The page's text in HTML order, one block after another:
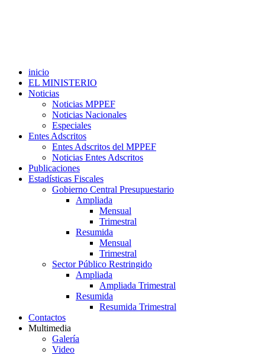
inicio
EL MINISTERIO
Noticias
Noticias MPPEF
Noticias Nacionales
Especiales
Entes Adscritos
Entes Adscritos del MPPEF
Noticias Entes Adscritos
Publicaciones
Estadísticas Fiscales
Gobierno Central Presupuestario
Ampliada
Mensual
Trimestral
Resumida
Mensual
Trimestral
Sector Público Restringido
Ampliada
Ampliada Trimestral
Resumida
Resumida Trimestral
Contactos
Multimedia
Galería
Video